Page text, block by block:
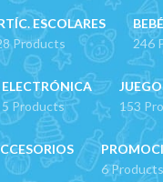
ESCOLARES
Products
246
ELECTRÓNICA
5 Products
153
6 Products